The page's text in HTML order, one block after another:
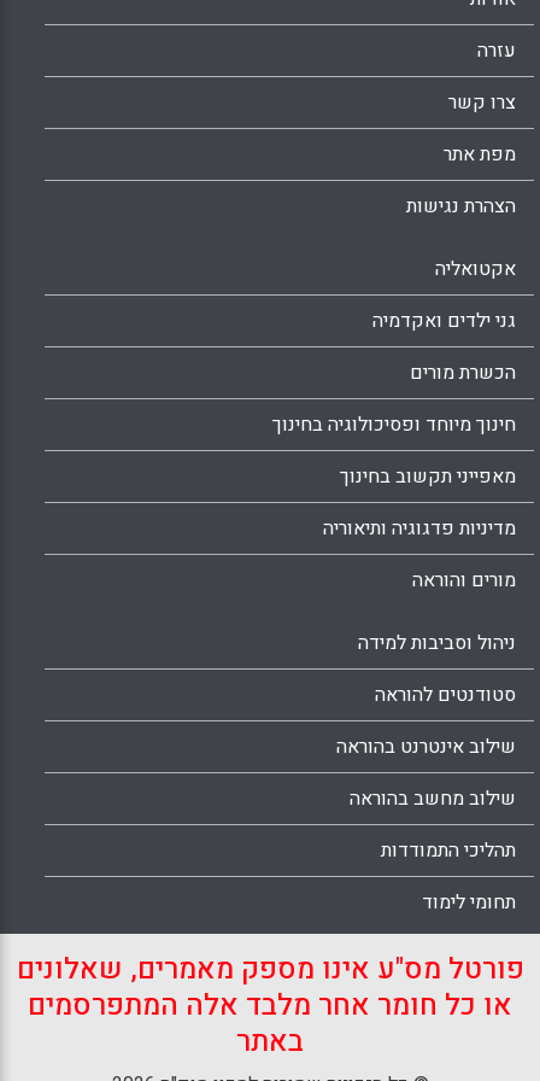
עזרה
צרו קשר
מפת אתר
הצהרת נגישות
אקטואליה
גני ילדים ואקדמיה
הכשרת מורים
חינוך מיוחד ופסיכולוגיה בחינוך
מאפייני תקשוב בחינוך
מדיניות פדגוגיה ותיאוריה
מורים והוראה
ניהול וסביבות למידה
סטודנטים להוראה
שילוב אינטרנט בהוראה
שילוב מחשב בהוראה
תהליכי התמודדות
תחומי לימוד
פורטל מס"ע אינו מספק מאמרים, שאלונים
או כל חומר אחר מלבד אלה המתפרסמים
באתר